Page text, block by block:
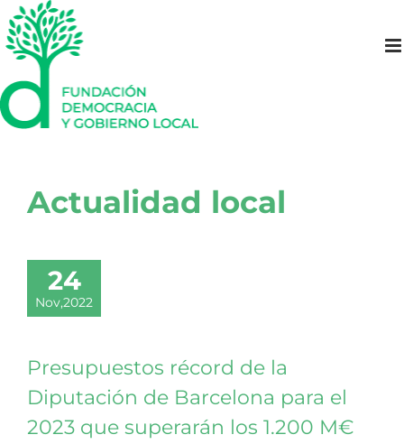
Saltar
al
contenido
Actualidad local
24
Nov,2022
Presupuestos récord de la
Diputación de Barcelona para el
2023 que superarán los 1.200 M€